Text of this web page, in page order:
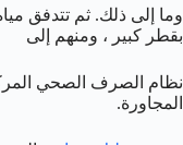
وما إلى ذلك. ثم تتدفق
بقطر كبير ، ومنهم إلى
نظام الصرف الصحي
المجاورة.